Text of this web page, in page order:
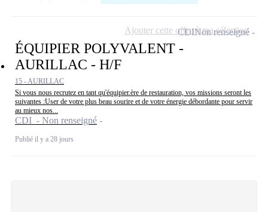
ÉQUIPIER POLYVALENT -
AURILLAC - H/F
15 - AURILLAC
Si vous nous recrutez en tant qu'équipier.ère de restauration, vos missions seront les
suivantes :User de votre plus beau sourire et de votre énergie débordante pour servir
au mieux nos...
CDI - Non renseigné
Publié il y a 28 jours
CDINon renseigné
Ajouter cette offre à ma sélection